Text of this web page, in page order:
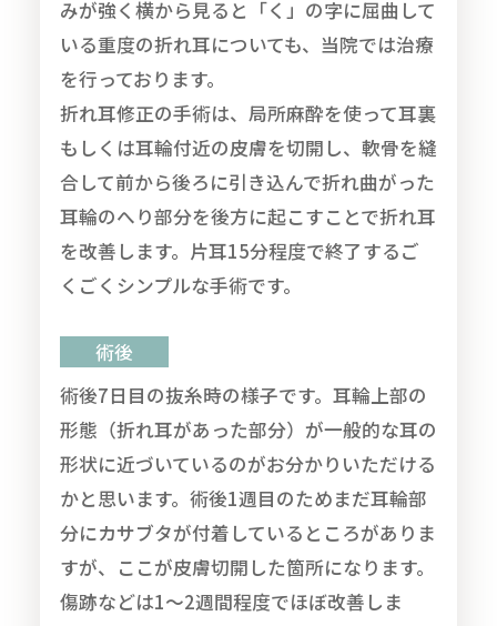
みが強く横から見ると「く」の字に屈曲して
いる重度の折れ耳についても、当院では治療
を行っております。
折れ耳修正の手術は、局所麻酔を使って耳裏
もしくは耳輪付近の皮膚を切開し、軟骨を縫
合して前から後ろに引き込んで折れ曲がった
耳輪のへり部分を後方に起こすことで折れ耳
を改善します。片耳15分程度で終了するご
くごくシンプルな手術です。
術後
術後7日目の抜糸時の様子です。耳輪上部の
形態（折れ耳があった部分）が一般的な耳の
形状に近づいているのがお分かりいただける
かと思います。術後1週目のためまだ耳輪部
分にカサブタが付着しているところがありま
すが、ここが皮膚切開した箇所になります。
傷跡などは1～2週間程度でほぼ改善しま